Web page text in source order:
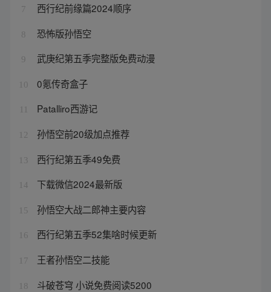
7 西行纪前缘篇2024顺序
8 恐怖版孙悟空
9 武庚纪第五季完整版免费动漫
10 0氪传奇盒子
Patalliro西游记
12 孙悟空前20级加点推荐
13 西行纪第五季49免费
14 下载微信2024最新版
15 孙悟空大战二郎神主要内容
16 西行纪第五季52集啥时候更新
17 王者孙悟空二技能
18 斗破苍穹 小说免费阅读5200